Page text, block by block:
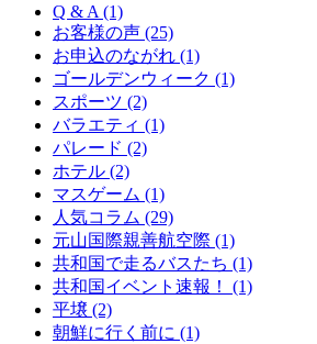
Q & A (1)
お客様の声 (25)
お申込のながれ (1)
ゴールデンウィーク (1)
スポーツ (2)
バラエティ (1)
パレード (2)
ホテル (2)
マスゲーム (1)
人気コラム (29)
元山国際親善航空際 (1)
共和国で走るバスたち (1)
共和国イベント速報！ (1)
平壌 (2)
朝鮮に行く前に (1)